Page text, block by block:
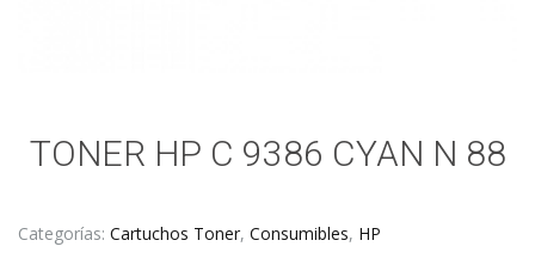
TONER HP C 9386 CYAN N 88
Categorías: Cartuchos Toner, Consumibles, HP